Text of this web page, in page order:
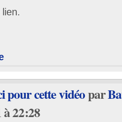
pour cette vidéopar
à 22:28